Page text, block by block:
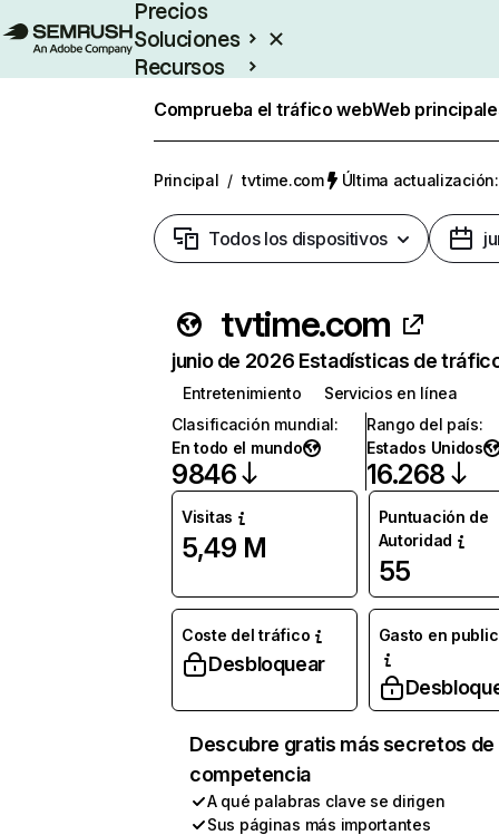
Precios
Soluciones
Recursos
Comprueba el tráfico webWeb
Principal / tvtime.com Última
Todos los dispositivos
tvtime.com
junio de 2026 Estadísticas de
Entretenimiento
Servicios en línea
Clasificación mundial:
En todo el mundo
9846
Rango del país:
Estados Unidos
16.268
Visitas
5,49 M
Puntuación de
Autoridad
55
Coste del tráfico
Desbloquear
Gasto en
Descubre gratis más secretos de
competencia
A qué palabras clave se dirigen
Sus páginas más importantes